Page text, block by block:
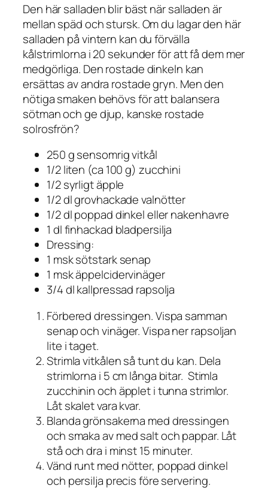
Den här salladen blir bäst när salladen är
mellan späd och stursk. Om du lagar den här
salladen på vintern kan du förvälla
kålstrimlorna i 20 sekunder för att få dem mer
medgörliga. Den rostade dinkeln kan
ersättas av andra rostade gryn. Men den
nötiga smaken behövs för att balansera
sötman och ge djup, kanske rostade
solrosfrön?
250 g sensomrig vitkål
1/2 liten (ca 100 g) zucchini
1/2 syrligt äpple
1/2 dl grovhackade valnötter
1/2 dl poppad dinkel eller nakenhavre
1 dl finhackad bladpersilja
Dressing:
1 msk sötstark senap
1 msk äppelcidervinäger
3/4 dl kallpressad rapsolja
Förbered dressingen. Vispa samman
senap och vinäger. Vispa ner rapsoljan
lite i taget.
Strimla vitkålen så tunt du kan. Dela
strimlorna i 5 cm långa bitar. Stimla
zucchinin och äpplet i tunna strimlor.
Låt skalet vara kvar.
Blanda grönsakerna med dressingen
och smaka av med salt och pappar. Låt
stå och dra i minst 15 minuter.
Vänd runt med nötter, poppad dinkel
och persilja precis före servering.